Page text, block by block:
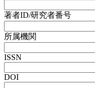
著者ID/研究者番号
所属機関
ISSN
DOI